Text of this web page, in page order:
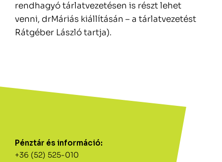
Pénztár és információ:
+36 (52) 525-010
rendhagyó tárlatvezetésen is részt lehet
venni, drMáriás kiállításán – a tárlatvezetést
Rátgéber László tartja).